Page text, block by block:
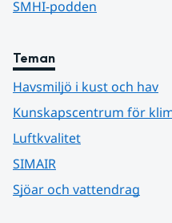
SMHI-podden
Teman
Havsmiljö i kust och hav
Kunskapscentrum för
Luftkvalitet
SIMAIR
Sjöar och vattendrag